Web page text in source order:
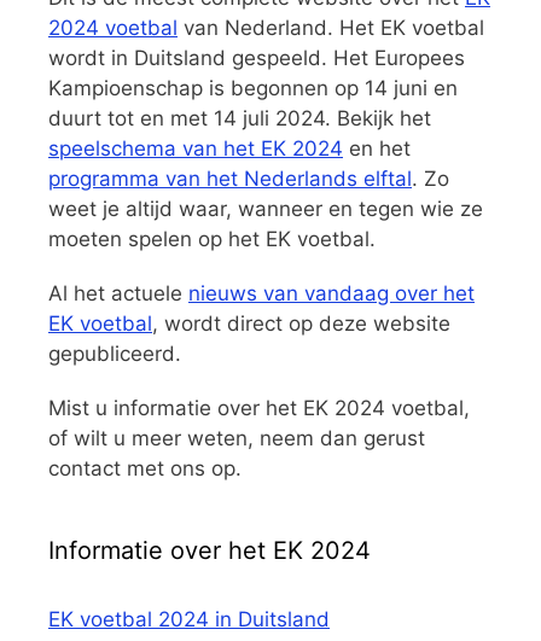
2024 voetbal van Nederland. Het EK voetbal
wordt in Duitsland gespeeld. Het Europees
Kampioenschap is begonnen op 14 juni en
duurt tot en met 14 juli 2024. Bekijk het
speelschema van het EK 2024 en het
programma van het Nederlands elftal. Zo
weet je altijd waar, wanneer en tegen wie ze
moeten spelen op het EK voetbal.
Al het actuele nieuws van vandaag over het
EK voetbal, wordt direct op deze website
gepubliceerd.
Mist u informatie over het EK 2024 voetbal,
of wilt u meer weten, neem dan gerust
contact met ons op.
Informatie over het EK 2024
EK voetbal 2024 in Duitsland